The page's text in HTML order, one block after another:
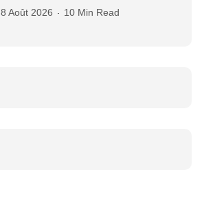
8 Août 2026 10 Min Read